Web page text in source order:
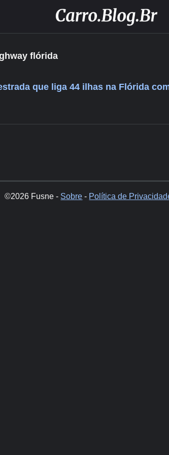
flórida
que liga 44 ilhas na Flórida
©2026 Fusne - Sobre - Política de